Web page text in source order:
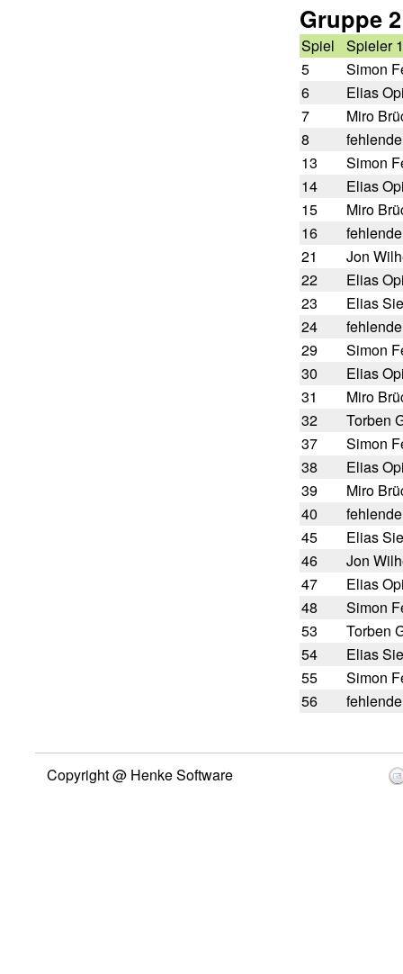
Gruppe 2
Spiel
Spieler
5
Simon
6
Elias
7
Miro
8
13
Simon
14
Elias
15
Miro
16
21
Jon
22
Elias
23
Elias
24
29
Simon
30
Elias
31
Miro
32
Torben
37
Simon
38
Elias
39
Miro
40
45
Elias
46
Jon
47
Elias
48
Simon
53
Torben
54
Elias
55
Simon
56
Copyright @ Henke Software